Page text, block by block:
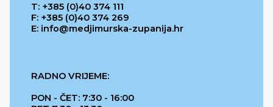
T: +385 (0)40 374 111
F: +385 (0)40 374 269
E: info@medjimurska-zupanija.hr
RADNO VRIJEME:
PON - ČET: 7:30 - 16:00